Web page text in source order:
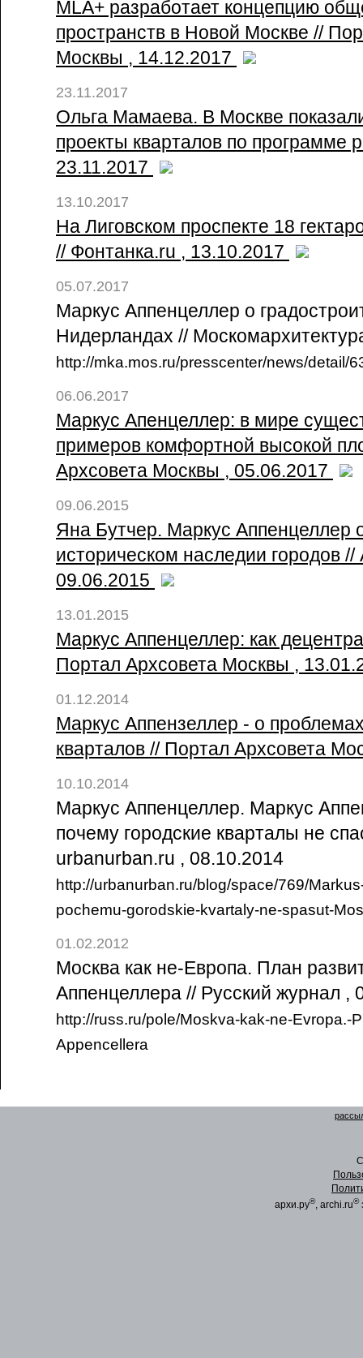
MLA+ разработает концепцию
пространств в Новой Москве //
Москвы , 14.12.2017
23.11.2017
Ольга Мамаева. В Москве
проекты кварталов по программе
23.11.2017
13.10.2017
На Лиговском проспекте 18
// Фонтанка.ru , 13.10.2017
05.07.2017
Маркус Аппенцеллер о
Нидерландах //
http://mka.mos.ru/presscenter/news/detail/
06.06.2017
Маркус Апенцеллер: в мире
примеров комфортной высокой
Архсовета Москвы , 05.06.2017
09.06.2015
Яна Бутчер. Маркус Аппенцеллер
историческом наследии городов
09.06.2015
13.01.2015
Маркус Аппенцеллер: как
Портал Архсовета Москвы ,
01.12.2014
Маркус Аппензеллер - о
кварталов // Портал Архсовета
10.10.2014
Маркус Аппенцеллер. Маркус
почему городские кварталы не
urbanurban.ru , 08.10.2014
http://urbanurban.ru/blog/space/769/
pochemu-gorodskie-kvartaly-ne-spasut-
01.02.2012
Москва как не-Европа. План
Аппенцеллера // Русский журнал ,
http://russ.ru/pole/Moskva-kak-ne-Evropa.-
Appencellera
архи.ру®, archi.ru®